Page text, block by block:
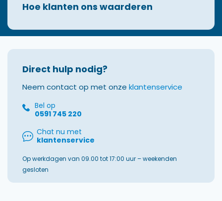
Hoe klanten ons waarderen
Direct hulp nodig?
Neem contact op met onze klantenservice
Bel op
0591 745 220
Chat nu met
klantenservice
Op werkdagen van 09.00 tot 17:00 uur – weekenden
gesloten